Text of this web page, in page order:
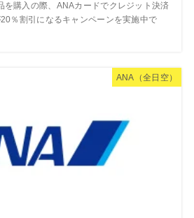
を購入の際、ANAカードでクレジット決済
％割引になるキャンペーンを実施中で
ANA（全日空）